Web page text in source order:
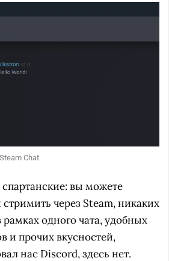
Chat
вы можете
стримить через Steam, никаких
одного чата, удобных
и прочих вкусностей,
нас Discord, здесь нет.